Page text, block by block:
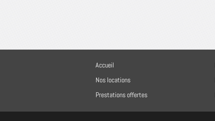
Accueil
Nos locations
Prestations offertes